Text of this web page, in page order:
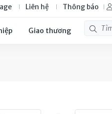
Liên hệ Thông báo
Giao thương